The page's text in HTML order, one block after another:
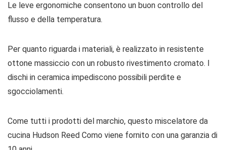
Le leve ergonomiche consentono un buon controllo del
flusso e della temperatura.
Per quanto riguarda i materiali, è realizzato in resistente
ottone massiccio con un robusto rivestimento cromato. I
dischi in ceramica impediscono possibili perdite e
sgocciolamenti.
Come tutti i prodotti del marchio, questo miscelatore da
cucina Hudson Reed Como viene fornito con una garanzia di